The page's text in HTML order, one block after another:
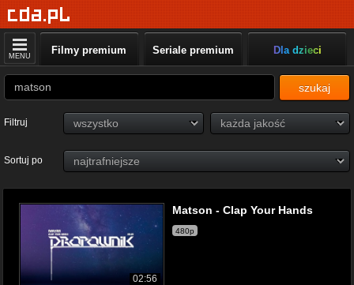
MENU Filmy premium Seriale premium Dla dzieci
szukaj
Filtruj
Sortuj po
02:56
Matson - Clap Your Hands
480p